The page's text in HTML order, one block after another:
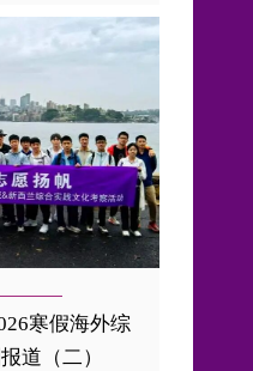
寒假海外综
道（二）